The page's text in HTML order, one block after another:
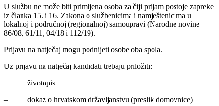
U službu ne može biti primljena osoba za čiji prijam postoje zapreke
iz članka 15. i 16. Zakona o službenicima i namještenicima u
lokalnoj i područnoj (regionalnoj) samoupravi (Narodne novine
86/08, 61/11, 04/18 i 112/19).
Prijavu na natječaj mogu podnijeti osobe oba spola.
Uz prijavu na natječaj kandidati trebaju priložiti:
– životopis
– dokaz o hrvatskom državljanstvu (preslik domovnice)